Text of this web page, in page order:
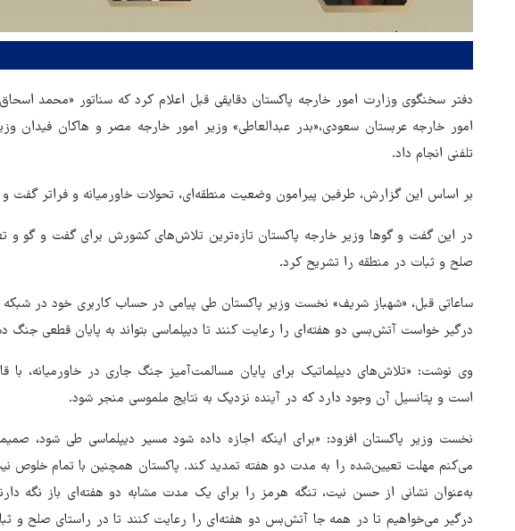
دفتر سخنگوی وزارت امور خارجه پاکستان دقایقی قبل اعلام کرد که سناتور «محمد
امور خارجه عربستان سعودی،«بدر عبدالعاطی» وزیر امور خارجه مصر و هاکان فیدان
تلفنی انجام داد.
بر اساس این گزارش، طرفین پیرامون وضعیت منطقه‌ای، تحولات خاورمیانه و فراتر گفت‌ و
در این گفت و گوها وزیر خارجه پاکستان تازه‌ترین تلاش‌های کشورش برای گفت و گو و
صلح و ثبات در منطقه را تشریح کرد.
ساعاتی قبل، «شهباز شریف» نخست وزیر پاکستان طی پیامی در حساب کاربری خود در
درگیر خواست آتش‌بسی دو هفته‌ای را رعایت کنند تا دیپلماسی بتواند به پایان قطعی جنگ
وی نوشت: «تلاش‌های دیپلماتیک برای پایان مسالمت‌آمیز جنگ جاری در خاورمیانه،
است و پتانسیل آن وجود دارد که در آینده نزدیک به نتایج ملموسی منجر شود.
نخست وزیر پاکستان افزود: «برای اینکه اجازه داده شود مسیر دیپلماسی طی شود،
می‌کنم مهلت تعیین‌شده را به مدت دو هفته تمدید کند. پاکستان همچنین با تمام خلوص
به‌عنوان نشانی از حسن نیت، تنگه هرمز را برای یک مدت مشابه دو هفته‌ای باز نگه
درگیر می‌خواهیم تا در همه جا آتش‌بس دو هفته‌ای را رعایت کنند تا در راستای صلح و
۳ میلیون زائر اربعین به کشور
بازگشتند